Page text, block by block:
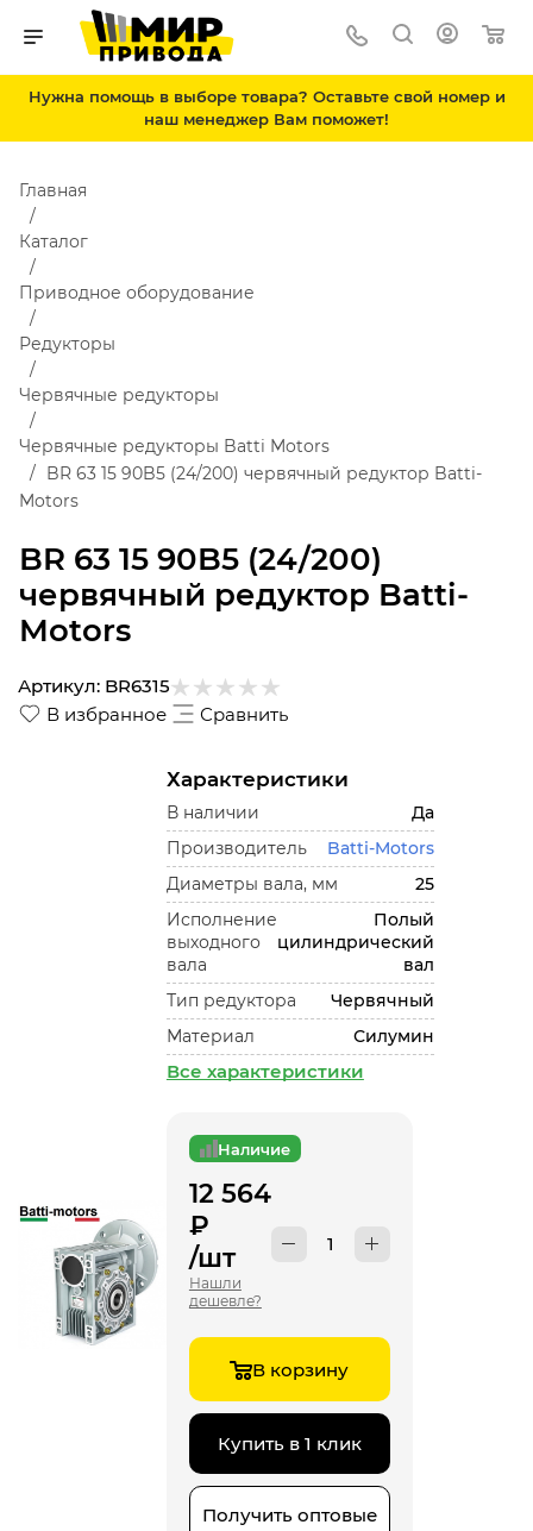
Нужна помощь в выборе товара? Оставьте свой номер и
наш менеджер Вам поможет!
BR 63 15 90B5 (24/200)
червячный редуктор Batti-
Motors
Главная
Каталог
Приводное оборудование
Редукторы
Червячные редукторы
Червячные редукторы Batti Motors
BR 63 15 90B5 (24/200) червячный редуктор Batti-
Motors
В избранное Сравнить
Артикул: BR6315
Характеристики
В наличии
Да
Производитель
Batti-Motors
Диаметры вала, мм
25
Исполнение
выходного
вала
Полый
цилиндрический
вал
Тип редуктора
Червячный
Материал
Силумин
Все характеристики
Наличие
12 564
₽
/шт
Нашли
дешевле?
В корзину
Купить в 1 клик
Получить оптовые